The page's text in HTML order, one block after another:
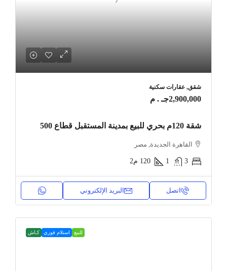
شقق, عقارات سكنية
2,900,000جـ . م
شقة 120م بحري للبيع بمدينة المستقبل قطاع 500
القاهرة الجديدة, مصر
3
1
120 م2
اتصل البريد الإلكتروني
للبيع استلام فوري كـاش